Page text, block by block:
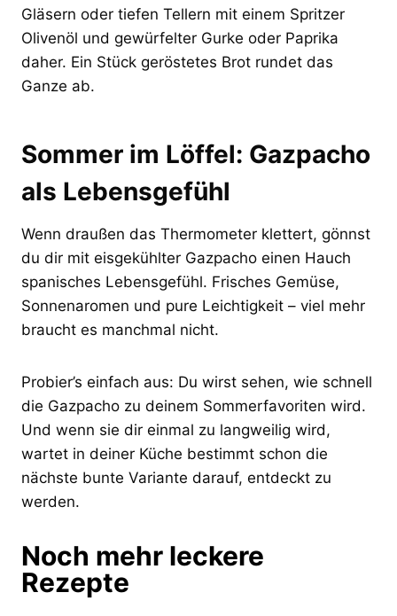
Gläsern oder tiefen Tellern mit einem Spritzer
Olivenöl und gewürfelter Gurke oder Paprika
daher. Ein Stück geröstetes Brot rundet das
Ganze ab.
Sommer im Löffel: Gazpacho
als Lebensgefühl
Wenn draußen das Thermometer klettert, gönnst
du dir mit eisgekühlter Gazpacho einen Hauch
spanisches Lebensgefühl. Frisches Gemüse,
Sonnenaromen und pure Leichtigkeit – viel mehr
braucht es manchmal nicht.
Probier’s einfach aus: Du wirst sehen, wie schnell
die Gazpacho zu deinem Sommerfavoriten wird.
Und wenn sie dir einmal zu langweilig wird,
wartet in deiner Küche bestimmt schon die
nächste bunte Variante darauf, entdeckt zu
werden.
Noch mehr leckere
Rezepte